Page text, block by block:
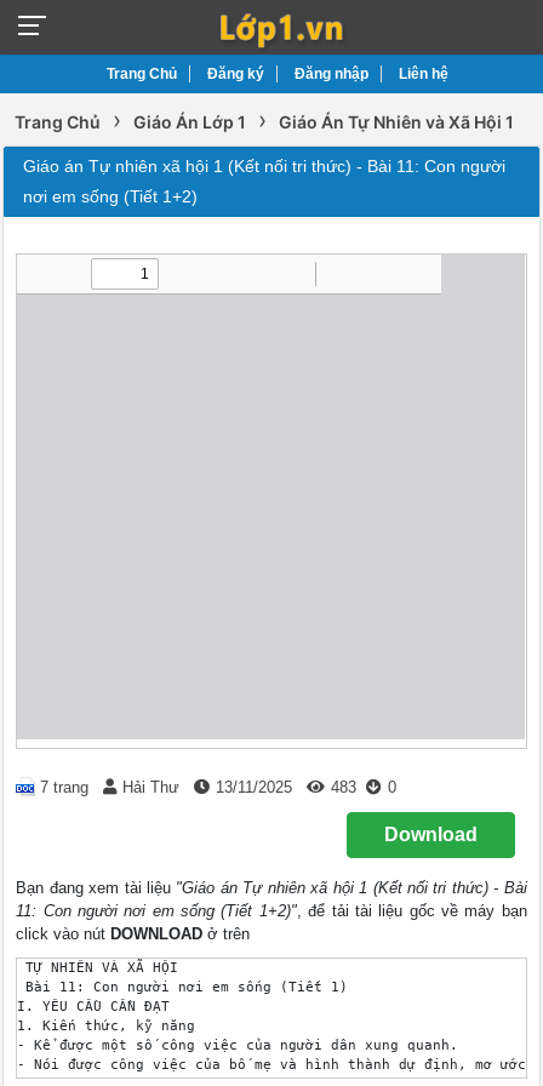
Trang Chủ Đăng ký Đăng nhập Liên hệ
Trang Chủ › Giáo Án Lớp 1 › Giáo Án Tự Nhiên và Xã Hội 1
Giáo án Tự nhiên xã hội 1 (Kết nối tri thức) - Bài 11: Con người
nơi em sống (Tiết 1+2)
7 trang Hải Thư 13/11/2025 483 0
Download
Bạn đang xem tài liệu "Giáo án Tự nhiên xã hội 1 (Kết nối tri thức) - Bài
11: Con người nơi em sống (Tiết 1+2)", để tải tài liệu gốc về máy bạn
click vào nút DOWNLOAD ở trên
TỰ NHIÊN VÀ XÃ HỘI
Bài 11: Con người nơi em sống (Tiết 1)
I. YÊU CẦU CẦN ĐẠT
1. Kiến thức, kỹ năng
- Kể được một số công việc của người dân xung quanh.
- Nói được công việc của bố mẹ và hình thành dự định, mơ ước